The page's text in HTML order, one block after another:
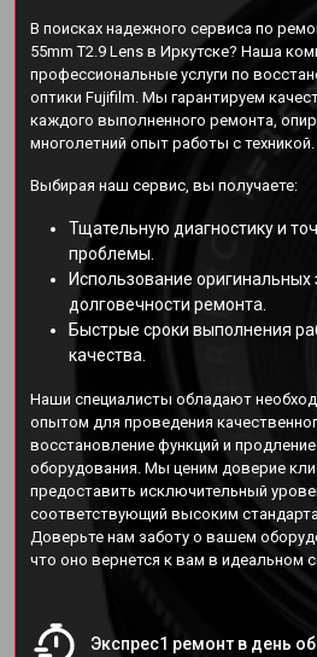
В поисках надежного сервиса по
55mm T2.9 Lens в Иркутске? Наша
профессиональные услуги по
оптики Fujifilm. Мы гарантируем
каждого выполненного ремонта,
многолетний опыт работы с техникой.
Выбирая наш сервис, вы получаете:
Тщательную диагностику и
проблемы.
Использование оригинальных
долговечности ремонта.
Быстрые сроки выполнения
качества.
Наши специалисты обладают
опытом для проведения
восстановление функций и
оборудования. Мы ценим доверие
предоставить исключительный
соответствующий высоким
Доверьте нам заботу о вашем
что оно вернется к вам в идеальном
Экспрес1 ремонт в день